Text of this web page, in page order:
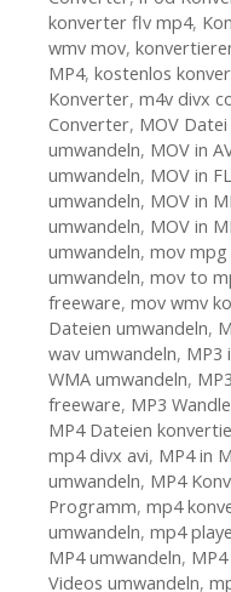
konverter flv mp4,
wmv mov,
MP4, kostenlos
Konverter, m4v divx
Converter, MOV
umwandeln, MOV in
umwandeln, MOV in
umwandeln, MOV in
umwandeln, MOV in
umwandeln, mov
umwandeln, mov to
freeware, mov wmv
Dateien umwandeln,
wav umwandeln, MP3
WMA umwandeln,
freeware, MP3
MP4 Dateien
mp4 divx avi, MP4 in
umwandeln, MP4
Programm, mp4
umwandeln, mp4
MP4 umwandeln,
Videos umwandeln,